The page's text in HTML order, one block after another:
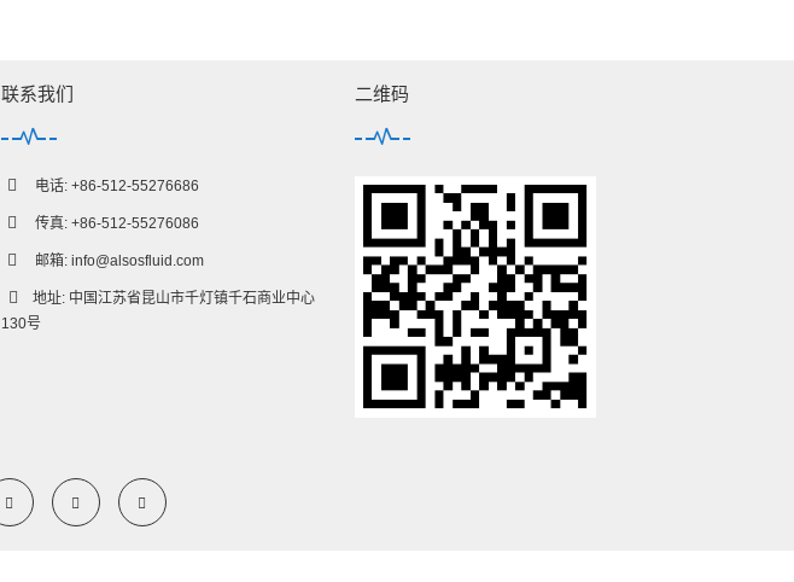
联系我们
电话: +86-512-55276686
传真: +86-512-55276086
邮箱: info@alsosfluid.com
地址: 中国江苏省昆山市千灯镇千石商业中心
130号
二维码